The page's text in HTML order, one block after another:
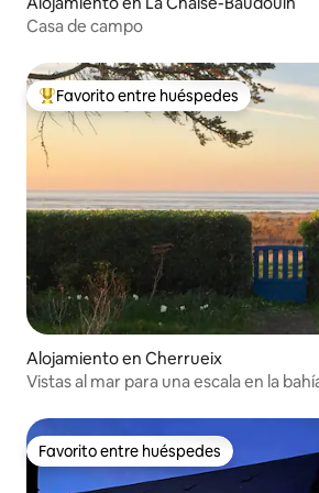
Casa de campo
Favorito entre huéspedes preferido
Favorito entre huéspedes
Alojamiento en Cherrueix
Vistas al mar para una escala en la
Favorito entre huéspedes
Favorito entre huéspedes